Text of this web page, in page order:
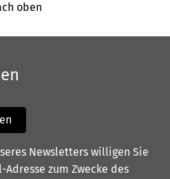
oben
Newsletters willigen Sie
zum Zwecke des